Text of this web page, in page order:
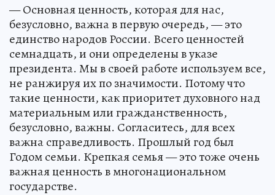
— Основная ценность, которая для нас,
безусловно, важна в первую очередь, — это
единство народов России. Всего ценностей
семнадцать, и они определены в указе
президента. Мы в своей работе используем все,
не ранжируя их по значимости. Потому что
такие ценности, как приоритет духовного над
материальным или гражданственность,
безусловно, важны. Согласитесь, для всех
важна справедливость. Прошлый год был
Годом семьи. Крепкая семья — это тоже очень
важная ценность в многонациональном
государстве.